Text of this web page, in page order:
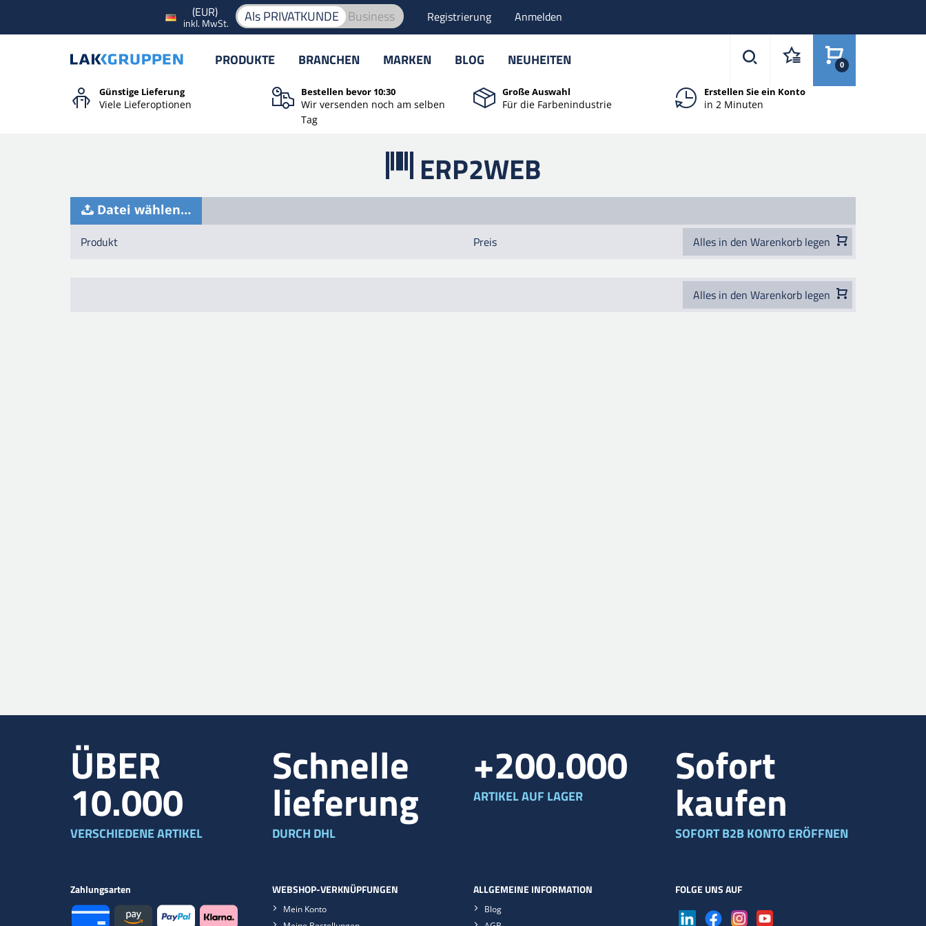
(EUR)
inkl. MwSt. Als PRIVATKUNDE Business Registrierung Anmelden
PRODUKTE BRANCHEN MARKEN BLOG NEUHEITEN 0
Günstige Lieferung
Viele Lieferoptionen
Bestellen bevor 10:30
Wir versenden noch am selben
Tag
Große Auswahl
Für die Farbenindustrie
Erstellen Sie ein Konto
in 2 Minuten
ERP2WEB
Datei wählen…
Produkt
Preis Alles in den Warenkorb legen
Alles in den Warenkorb legen
ÜBER
10.000
VERSCHIEDENE ARTIKEL
Schnelle
lieferung
DURCH DHL
+200.000
ARTIKEL AUF LAGER
Sofort
kaufen
SOFORT B2B KONTO ERÖFFNEN
Zahlungsarten WEBSHOP-VERKNÜPFUNGEN
Mein Konto
ALLGEMEINE INFORMATION
Blog
FOLGE UNS AUF